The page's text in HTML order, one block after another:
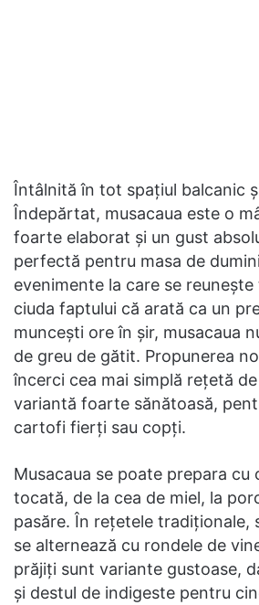
Întâlnită în tot spațiul balcanic
Îndepărtat, musacaua este o
foarte elaborat și un gust
perfectă pentru masa de
evenimente la care se
ciuda faptului că arată ca un
muncești ore în șir, musacaua
de greu de gătit. Propunerea
încerci cea mai simplă rețetă
variantă foarte sănătoasă,
cartofi fierți sau copți.
Musacaua se poate prepara cu
tocată, de la cea de miel, la
pasăre. În rețetele tradiționale,
se alternează cu rondele de
prăjiți sunt variante gustoase,
și destul de indigeste pentru